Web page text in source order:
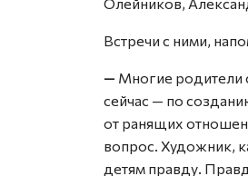
Встречи с ними,
— Многие родители
сейчас — по
от ранящих
вопрос. Художник,
детям правду.